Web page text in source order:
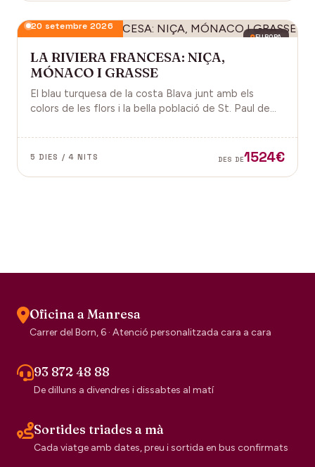
EUROPA
20 setembre 2026
LA RIVIERA FRANCESA: NIÇA,
MÓNACO I GRASSE
El blau turquesa de la costa Blava junt amb els
colors de les flors i la bella població de St. Paul de
digne de visitar. Perfums a Grasse.
5 DIES / 4 NITS DES DE1524€
Oficina a Manresa
Carrer del Born, 6 · Atenció personalitzada cara a cara
93 872 48 88
De dilluns a divendres i dissabtes al matí
Sortides triades a mà
Cada viatge amb dates, preu i sortida en bus confirmats